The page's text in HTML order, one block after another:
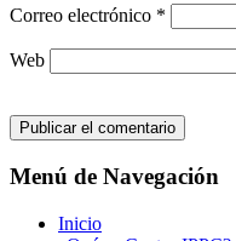
Correo electrónico *
Web
Menú de Navegación
Inicio